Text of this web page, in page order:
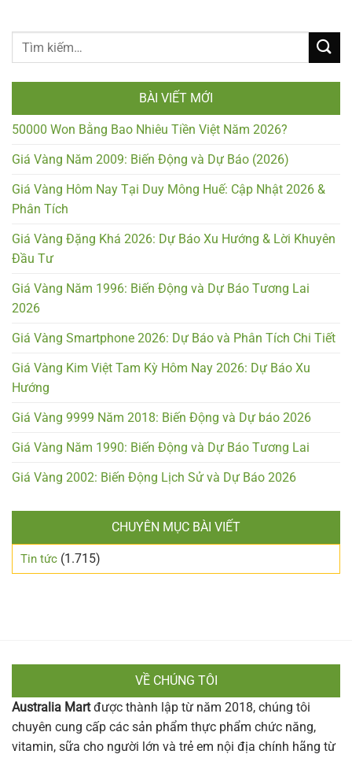
BÀI VIẾT MỚI
50000 Won Bằng Bao Nhiêu Tiền Việt Năm 2026?
Giá Vàng Năm 2009: Biến Động và Dự Báo (2026)
Giá Vàng Hôm Nay Tại Duy Mông Huế: Cập Nhật 2026 &
Phân Tích
Giá Vàng Đặng Khá 2026: Dự Báo Xu Hướng & Lời Khuyên
Đầu Tư
Giá Vàng Năm 1996: Biến Động và Dự Báo Tương Lai
2026
Giá Vàng Smartphone 2026: Dự Báo và Phân Tích Chi Tiết
Giá Vàng Kim Việt Tam Kỳ Hôm Nay 2026: Dự Báo Xu
Hướng
Giá Vàng 9999 Năm 2018: Biến Động và Dự báo 2026
Giá Vàng Năm 1990: Biến Động và Dự Báo Tương Lai
Giá Vàng 2002: Biến Động Lịch Sử và Dự Báo 2026
CHUYÊN MỤC BÀI VIẾT
Tin tức (1.715)
VỀ CHÚNG TÔI
Australia Martđược thành lập từ năm 2018, chúng tôi
chuyên cung cấp các sản phẩm thực phẩm chức năng,
vitamin, sữa cho người lớn và trẻ em nội địa chính hãng từ